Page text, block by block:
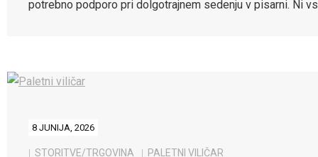
potrebno podporo pri dolgotrajnem sedenju v pisarni. Ni
8 JUNIJA, 2026
STORITVE/TRGOVINA PALETNI VILIČAR